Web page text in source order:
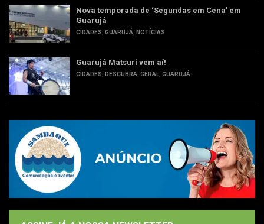
Nova temporada de ‘Segundas em Cena’ em
Guarujá
CIDADES, GUARUJÁ, NOTÍCIAS
Guarujá Matsuri vem aí!
CIDADES, DESCUBRA, GERAL, GUARUJÁ